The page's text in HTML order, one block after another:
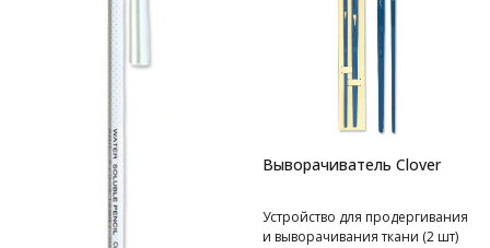
Выворачиватель Clover
Устройство для продергивания
и выворачивания ткани (2 шт)